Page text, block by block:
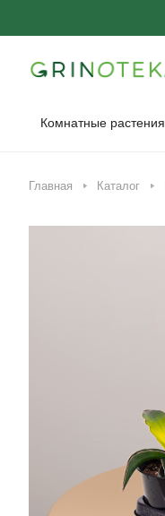
Комнатные растения
Главная Каталог